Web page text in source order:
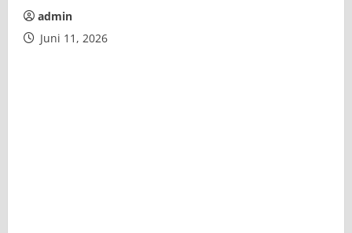
admin
Juni 11, 2026